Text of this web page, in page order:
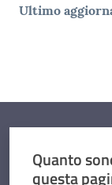
Ultimo
Quanto
questa